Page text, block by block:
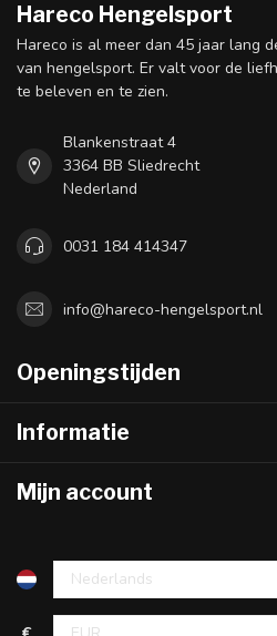
Hareco Hengelsport
Hareco is al meer dan 45 jaar lang
van hengelsport. Er valt voor de
te beleven en te zien.
Blankenstraat 4
3364 BB Sliedrecht
Nederland
0031 184 414347
info@hareco-hengelsport.nl
Openingstijden
Informatie
Mijn account